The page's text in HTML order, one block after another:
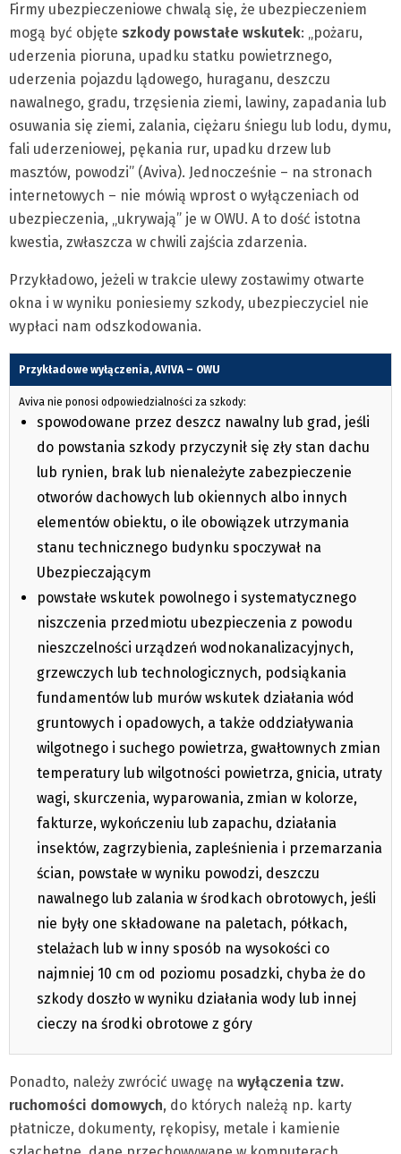
Firmy ubezpieczeniowe chwalą się, że ubezpieczeniem
mogą być objęte szkody powstałe wskutek: „pożaru,
uderzenia pioruna, upadku statku powietrznego,
uderzenia pojazdu lądowego, huraganu, deszczu
nawalnego, gradu, trzęsienia ziemi, lawiny, zapadania lub
osuwania się ziemi, zalania, ciężaru śniegu lub lodu, dymu,
fali uderzeniowej, pękania rur, upadku drzew lub
masztów, powodzi” (Aviva). Jednocześnie – na stronach
internetowych – nie mówią wprost o wyłączeniach od
ubezpieczenia, „ukrywają” je w OWU. A to dość istotna
kwestia, zwłaszcza w chwili zajścia zdarzenia.
Przykładowo, jeżeli w trakcie ulewy zostawimy otwarte
okna i w wyniku poniesiemy szkody, ubezpieczyciel nie
wypłaci nam odszkodowania.
Przykładowe wyłączenia, AVIVA – OWU
Aviva nie ponosi odpowiedzialności za szkody:
spowodowane przez deszcz nawalny lub grad, jeśli
do powstania szkody przyczynił się zły stan dachu
lub rynien, brak lub nienależyte zabezpieczenie
otworów dachowych lub okiennych albo innych
elementów obiektu, o ile obowiązek utrzymania
stanu technicznego budynku spoczywał na
Ubezpieczającym
powstałe wskutek powolnego i systematycznego
niszczenia przedmiotu ubezpieczenia z powodu
nieszczelności urządzeń wodnokanalizacyjnych,
grzewczych lub technologicznych, podsiąkania
fundamentów lub murów wskutek działania wód
gruntowych i opadowych, a także oddziaływania
wilgotnego i suchego powietrza, gwałtownych zmian
temperatury lub wilgotności powietrza, gnicia, utraty
wagi, skurczenia, wyparowania, zmian w kolorze,
fakturze, wykończeniu lub zapachu, działania
insektów, zagrzybienia, zapleśnienia i przemarzania
ścian, powstałe w wyniku powodzi, deszczu
nawalnego lub zalania w środkach obrotowych, jeśli
nie były one składowane na paletach, półkach,
stelażach lub w inny sposób na wysokości co
najmniej 10 cm od poziomu posadzki, chyba że do
szkody doszło w wyniku działania wody lub innej
cieczy na środki obrotowe z góry
Ponadto, należy zwrócić uwagę na wyłączenia tzw.
ruchomości domowych, do których należą np. karty
płatnicze, dokumenty, rękopisy, metale i kamienie